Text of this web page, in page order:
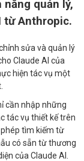
quản lý,
từ Anthropic.
sửa và quản lý
Claude AI của
hiện tác vụ một
cần nhập những
tác vụ thiết kế trên
tìm kiếm từ
có sẵn từ thương
của Claude AI.